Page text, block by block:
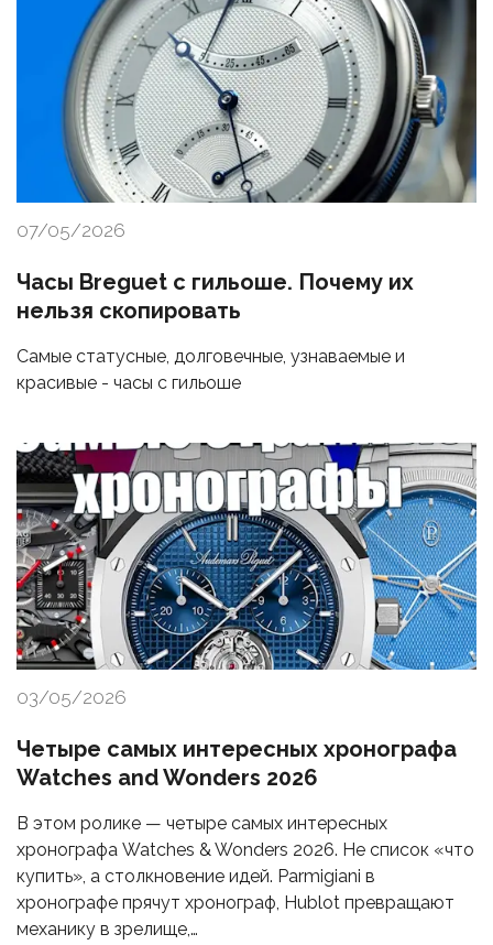
07/05/2026
Часы Breguet с гильоше. Почему их
нельзя скопировать
Самые статусные, долговечные, узнаваемые и
красивые - часы с гильоше
03/05/2026
Четыре самых интересных хронографа
Watches and Wonders 2026
В этом ролике — четыре самых интересных
хронографа Watches & Wonders 2026. Не список «что
купить», а столкновение идей. Parmigiani в
хронографе прячут хронограф, Hublot превращают
механику в зрелище,…